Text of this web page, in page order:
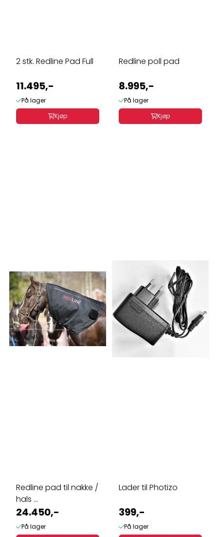
2 stk. Redline Pad Full
11.495,-
På lager
Kjøp
Redline poll pad
8.995,-
På lager
Kjøp
Redline pad til nakke /
hals ...
24.450,-
På lager
Lader til Photizo
399,-
På lager